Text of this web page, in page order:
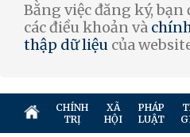
Bằng việc đăng ký, bạn
các điều khoản và
thập dữ liệu của
CHÍNH
TRỊ
XÃ
HỘI
PHÁP
LUẬT